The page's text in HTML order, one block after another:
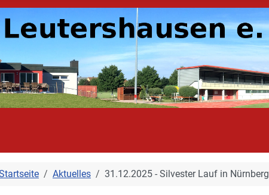
Aktuelles 31.12.2025 - Silvester Lauf in Nürnberg